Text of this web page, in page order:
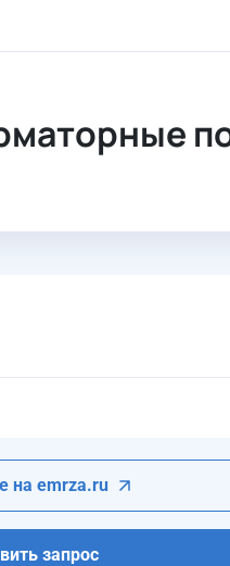
трансформаторные
на emrza.ru
запрос